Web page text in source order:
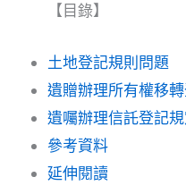
【目錄】
土地登記規則問題
遺贈辦理所有權移
遺囑辦理信託登記
參考資料
延伸閱讀